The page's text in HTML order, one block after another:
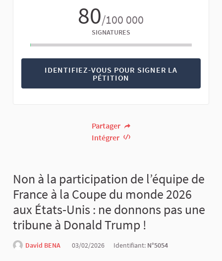
80/100 000
SIGNATURES
IDENTIFIEZ-VOUS POUR SIGNER LA
PÉTITION
Partager
Intégrer
Non à la participation de l’équipe de
France à la Coupe du monde 2026
aux États-Unis : ne donnons pas une
tribune à Donald Trump !
David BENA 03/02/2026 Identifiant: N°5054